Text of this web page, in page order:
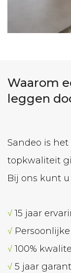
Waarom
leggen
Sandeo is
topkwaliteit
Bij ons kunt
√ 15 jaar
√
√ 100%
√ 5 jaar